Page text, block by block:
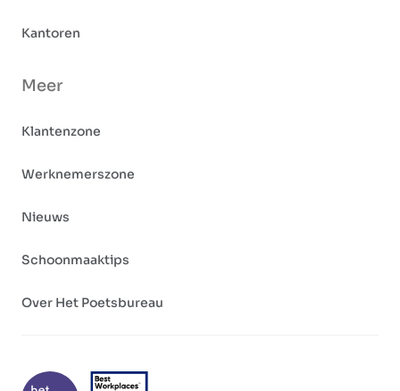
Kantoren
Meer
Klantenzone
Werknemerszone
Nieuws
Schoonmaaktips
Over Het Poetsbureau